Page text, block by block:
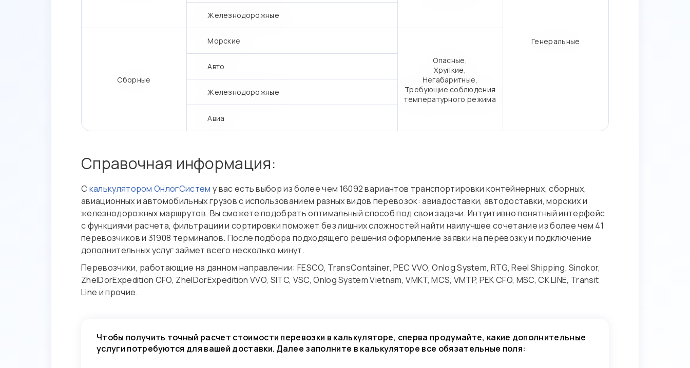
Железнодорожные
Сборные
Морские
Авто
Железнодорожные
Авиа
Опасные,
Хрупкие,
Негабаритные,
Требующие соблюдения
температурного режима
Генеральные
Справочная информация:
С калькулятором ОнлогСистем у вас есть выбор из более чем 16092 вариантов транспортировки контейнерных, сборных,
авиационных и автомобильных грузов с использованием разных видов перевозок: авиадоставки, автодоставки, морских и
железнодорожных маршрутов. Вы сможете подобрать оптимальный способ под свои задачи. Интуитивно понятный интерфейс
с функциями расчета, фильтрации и сортировки поможет без лишних сложностей найти наилучшее сочетание из более чем 41
перевозчиков и 31908 терминалов. После подбора подходящего решения оформление заявки на перевозку и подключение
дополнительных услуг займет всего несколько минут.
Перевозчики, работающие на данном направлении: FESCO, TransContainer, PEC VVO, Onlog System, RTG, Reel Shipping, Sinokor,
ZhelDorExpedition CFO, ZhelDorExpedition VVO, SITC, VSC, Onlog System Vietnam, VMKT, MCS, VMTP, PEK CFO, MSC, CK LINE, Transit
Line и прочие.
Чтобы получить точный расчет стоимости перевозки в калькуляторе, сперва продумайте, какие дополнительные
услуги потребуются для вашей доставки. Далее заполните в калькуляторе все обязательные поля: